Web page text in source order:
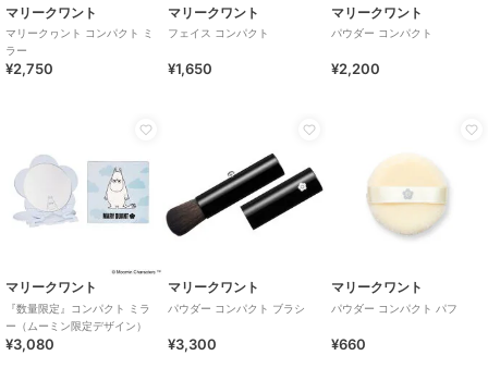
マリークワント
マリークヮント コンパクト ミ
ラー
¥2,750
マリークワント
フェイス コンパクト
¥1,650
マリークワント
パウダー コンパクト
¥2,200
マリークワント
『数量限定』コンパクト ミラ
ー（ムーミン限定デザイン）
¥3,080
マリークワント
パウダー コンパクト ブラシ
¥3,300
マリークワント
パウダー コンパクト パフ
¥660